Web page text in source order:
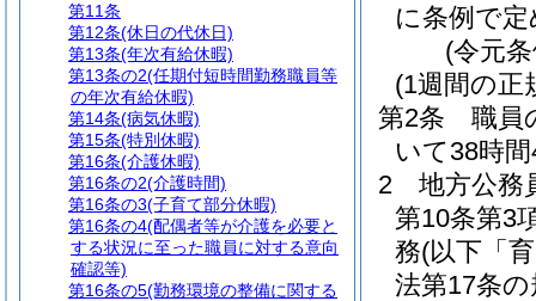
に条例で
(令元
(1週間の正
第2条
職員
いて38時
2
地方公務
第10条第3
務(以下「
法第17条
第11条
第12条(休日の代休日)
第13条(年次有給休暇)
第13条の2(任期付短時間勤務職員等
の年次有給休暇)
第14条(病気休暇)
第15条(特別休暇)
第16条(介護休暇)
第16条の2(介護時間)
第16条の3(子育て部分休暇)
第16条の4(配偶者等が介護を必要と
する状況に至った職員に対する意向
確認等)
第16条の5(勤務環境の整備に関する